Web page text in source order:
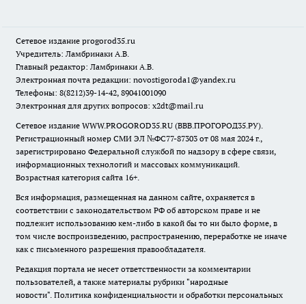
Сетевое издание progorod35.ru
Учредитель: Ламбринаки А.В.
Главный редактор: Ламбринаки А.В.
Электронная почта редакции: novostigoroda1@yandex.ru
Телефоны: 8(8212)39-14-42, 89041001090
Электронная для других вопросов: x2dt@mail.ru
Сетевое издание WWW.PROGOROD35.RU (ВВВ.ПРОГОРОД35.РУ).
Регистрационный номер СМИ ЭЛ №ФС77-87303 от 08 мая 2024 г.,
зарегистрировано Федеральной службой по надзору в сфере связи,
информационных технологий и массовых коммуникаций.
Возрастная категория сайта 16+.
Вся информация, размещенная на данном сайте, охраняется в
соответствии с законодательством РФ об авторском праве и не
подлежит использованию кем-либо в какой бы то ни было форме, в
том числе воспроизведению, распространению, переработке не иначе
как с письменного разрешения правообладателя.
Редакция портала не несет ответственности за комментарии
пользователей, а также материалы рубрики "народные
новости". Политика конфиденциальности и обработки персональных